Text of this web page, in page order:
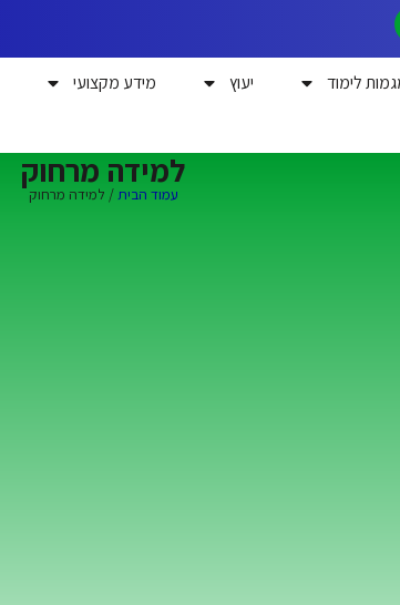
לימוד יעוץ מידע מקצועי
למידה מרחוק
עמוד הבית/ למידה מרחוק